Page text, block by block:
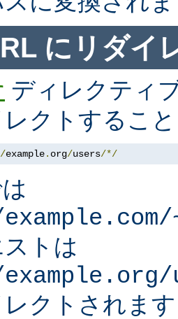
にリダイ
ディレクティ
クトするこ
example. org/users/*/
トは
クトされま